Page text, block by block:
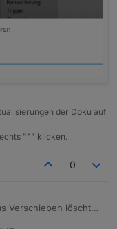
der Doku auf
"^" klicken.
0
Verschieben löscht